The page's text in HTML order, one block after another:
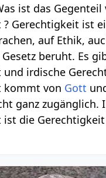
ist das Gegenteil
Gerechtigkeit ist
auf Ethik,
beruht. Es
und irdische
kommt von Gott
ganz zugänglich.
ist die